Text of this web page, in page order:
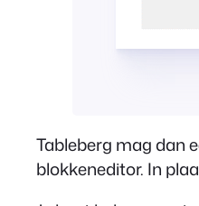
Tableberg mag dan
blokkeneditor. In